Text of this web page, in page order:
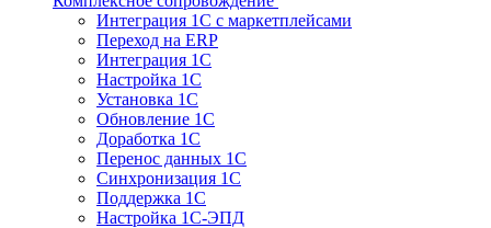
Интеграция 1С с маркетплейсами
Переход на ERP
Интеграция 1С
Настройка 1С
Установка 1С
Обновление 1С
Доработка 1С
Перенос данных 1С
Синхронизация 1С
Поддержка 1С
Настройка 1С-ЭПД